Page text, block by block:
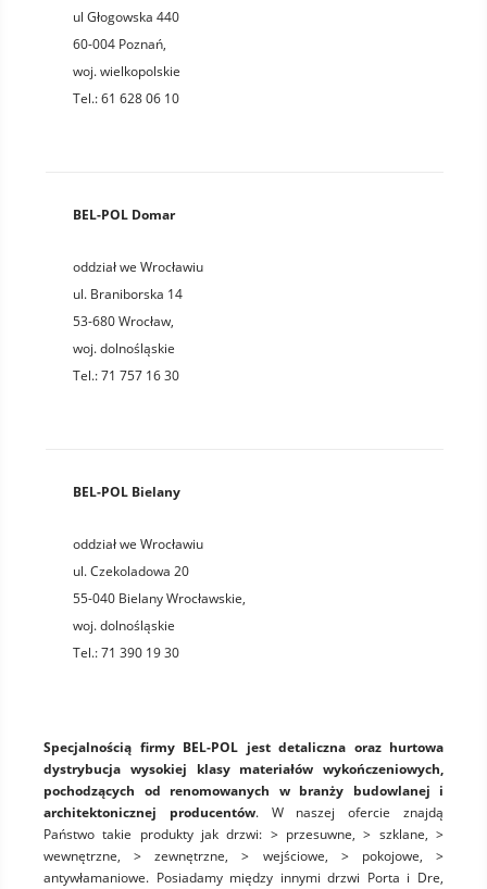
ul Głogowska 440
60-004 Poznań,
woj.wielkopolskie
Tel.:61 628 06 10
BEL-POL Domar
oddział we Wrocławiu
ul. Braniborska 14
53-680Wrocław,
woj.dolnośląskie
Tel.:71 757 16 30
BEL-POL Bielany
oddział we Wrocławiu
ul. Czekoladowa 20
55-040 Bielany Wrocławskie,
woj.dolnośląskie
Tel.:71 390 19 30
Specjalnością firmy BEL-POL jest detaliczna oraz hurtowa
dystrybucja wysokiej klasy materiałów wykończeniowych,
pochodzących od renomowanych w branży budowlanej i
architektonicznej producentów. W naszej ofercie znajdą
Państwo takie produkty jak drzwi: > przesuwne, > szklane, >
wewnętrzne, > zewnętrzne, > wejściowe, > pokojowe, >
antywłamaniowe. Posiadamy między innymi drzwi Porta i Dre,